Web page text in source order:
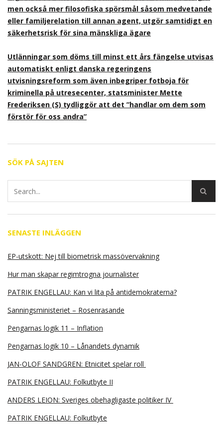
men också mer filosofiska spörsmål såsom medvetande
eller familjerelation till annan agent, utgör samtidigt en
säkerhetsrisk för sina mänskliga ägare
Utlänningar som döms till minst ett års fängelse utvisas
automatiskt enligt danska regeringens
utvisningsreform som även inbegriper fotboja för
kriminella på utresecenter, statsminister Mette
Frederiksen (S) tydliggör att det ”handlar om dem som
förstör för oss andra”
SÖK PÅ SAJTEN
SENASTE INLÄGGEN
EP-utskott: Nej till biometrisk massövervakning
Hur man skapar regimtrogna journalister
PATRIK ENGELLAU: Kan vi lita på antidemokraterna?
Sanningsministeriet – Rosenrasande
Pengarnas logik 11 – Inflation
Pengarnas logik 10 – Lånandets dynamik
JAN-OLOF SANDGREN: Etnicitet spelar roll
PATRIK ENGELLAU: Folkutbyte II
ANDERS LEION: Sveriges obehagligaste politiker IV
PATRIK ENGELLAU: Folkutbyte